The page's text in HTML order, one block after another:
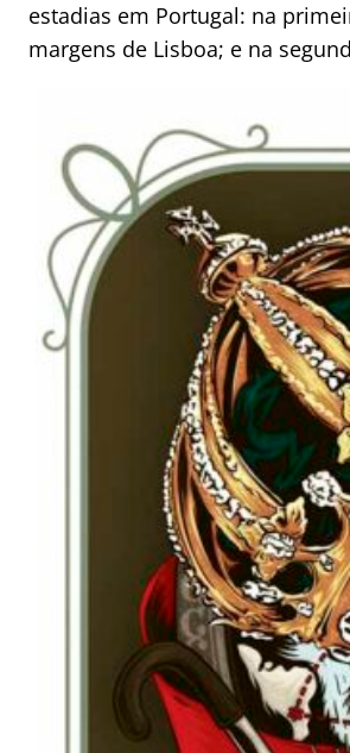
estadias em Portugal: na
margens de Lisboa; e na